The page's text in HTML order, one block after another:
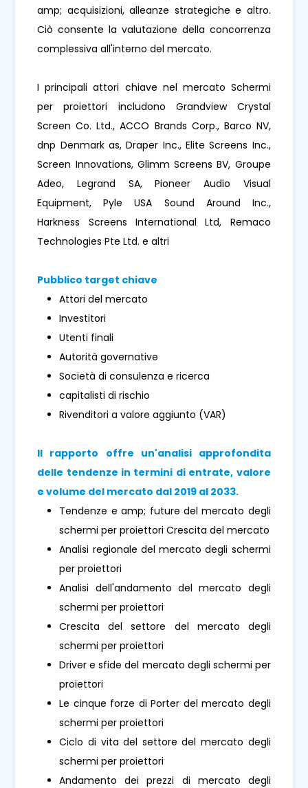
amp; acquisizioni, alleanze strategiche e altro.
Ciò consente la valutazione della concorrenza
complessiva all'interno del mercato.
I principali attori chiave nel mercato Schermi
per proiettori includono Grandview Crystal
Screen Co. Ltd., ACCO Brands Corp., Barco NV,
dnp Denmark as, Draper Inc., Elite Screens Inc.,
Screen Innovations, Glimm Screens BV, Groupe
Adeo, Legrand SA, Pioneer Audio Visual
Equipment, Pyle USA Sound Around Inc.,
Harkness Screens International Ltd, Remaco
Technologies Pte Ltd. e altri
Pubblico target chiave
Attori del mercato
Investitori
Utenti finali
Autorità governative
Società di consulenza e ricerca
capitalisti di rischio
Rivenditori a valore aggiunto (VAR)
Il rapporto offre un'analisi approfondita
delle tendenze in termini di entrate, valore
e volume del mercato dal 2019 al 2033.
Tendenze e amp; future del mercato degli
schermi per proiettori Crescita del mercato
Analisi regionale del mercato degli schermi
per proiettori
Analisi dell'andamento del mercato degli
schermi per proiettori
Crescita del settore del mercato degli
schermi per proiettori
Driver e sfide del mercato degli schermi per
proiettori
Le cinque forze di Porter del mercato degli
schermi per proiettori
Ciclo di vita del settore del mercato degli
schermi per proiettori
Andamento dei prezzi di mercato degli